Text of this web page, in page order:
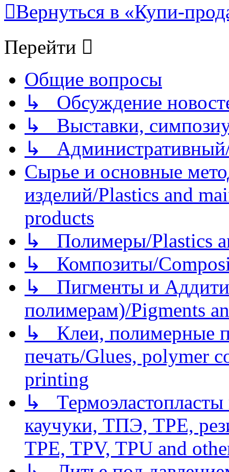
Вернуться в «Купи-
Перейти
Общие вопросы
↳ Обсуждение
↳ Выставки,
↳
Сырье и основные
изделий/Plastics and
products
↳ Полимеры/Plastics
↳ Композиты/
↳ Пигменты и
полимерам)/Pigments
↳ Клеи, полимерные
печать/Glues, polymer
printing
↳
каучуки, ТПЭ, TPE,
TPE, TPV, TPU and